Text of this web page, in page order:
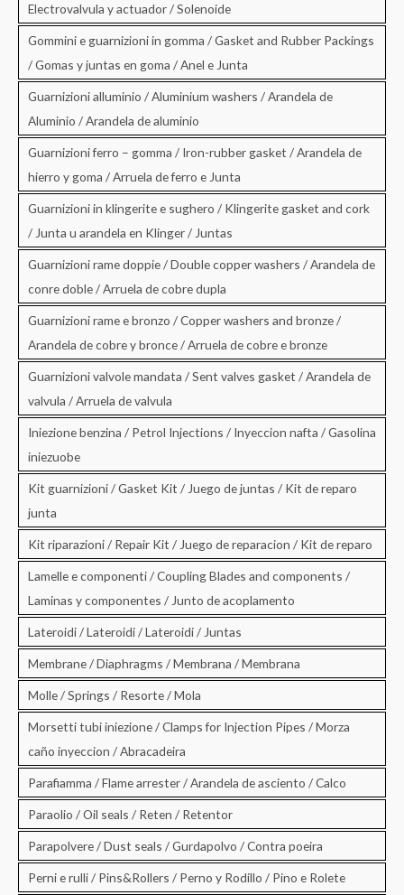
Electrovalvula y actuador / Solenoide
Gommini e guarnizioni in gomma / Gasket and Rubber Packings
/ Gomas y juntas en goma / Anel e Junta
Guarnizioni alluminio / Aluminium washers / Arandela de
Aluminio / Arandela de aluminio
Guarnizioni ferro – gomma / Iron-rubber gasket / Arandela de
hierro y goma / Arruela de ferro e Junta
Guarnizioni in klingerite e sughero / Klingerite gasket and cork
/ Junta u arandela en Klinger / Juntas
Guarnizioni rame doppie / Double copper washers / Arandela de
conre doble / Arruela de cobre dupla
Guarnizioni rame e bronzo / Copper washers and bronze /
Arandela de cobre y bronce / Arruela de cobre e bronze
Guarnizioni valvole mandata / Sent valves gasket / Arandela de
valvula / Arruela de valvula
Iniezione benzina / Petrol Injections / Inyeccion nafta / Gasolina
iniezuobe
Kit guarnizioni / Gasket Kit / Juego de juntas / Kit de reparo
junta
Kit riparazioni / Repair Kit / Juego de reparacion / Kit de reparo
Lamelle e componenti / Coupling Blades and components /
Laminas y componentes / Junto de acoplamento
Lateroidi / Lateroidi / Lateroidi / Juntas
Membrane / Diaphragms / Membrana / Membrana
Molle / Springs / Resorte / Mola
Morsetti tubi iniezione / Clamps for Injection Pipes / Morza
caño inyeccion / Abracadeira
Parafiamma / Flame arrester / Arandela de asciento / Calco
Paraolio / Oil seals / Reten / Retentor
Parapolvere / Dust seals / Gurdapolvo / Contra poeira
Perni e rulli / Pins&Rollers / Perno y Rodillo / Pino e Rolete